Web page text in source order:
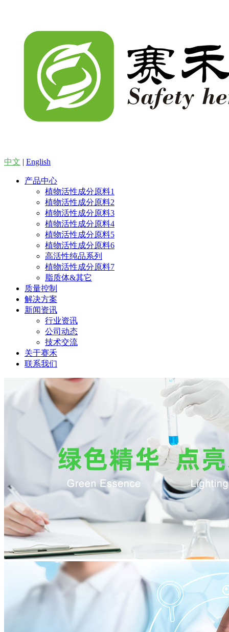
中文 | English
产品中心
植物活性成分原料1
植物活性成分原料2
植物活性成分原料3
植物活性成分原料4
植物活性成分原料5
植物活性成分原料6
高活性纯品系列
植物活性成分原料7
脂质体&其它
质量控制
解决方案
新闻资讯
行业资讯
公司动态
技术交流
关于赛禾
联系我们